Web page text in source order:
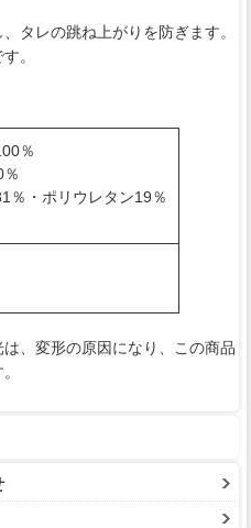
タレの跳ね上がりを防ぎます。
。
％
％・ポリウレタン19％
、変形の原因になり、この商品